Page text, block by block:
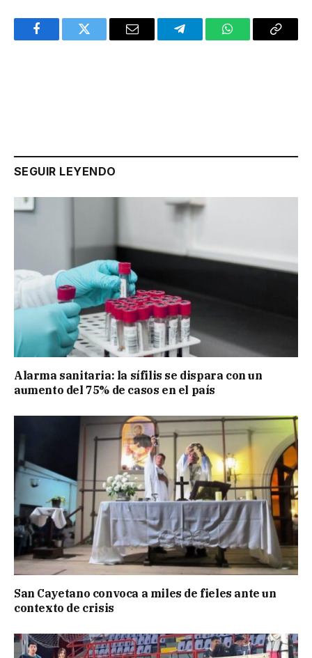
FacebookTwitter Email TelegramWhatsAppCopy
SEGUIR LEYENDO
Alarma sanitaria: la sífilis se dispara con un
aumento del 75% de casos en el país
San Cayetano convoca a miles de fieles ante un
contexto de crisis